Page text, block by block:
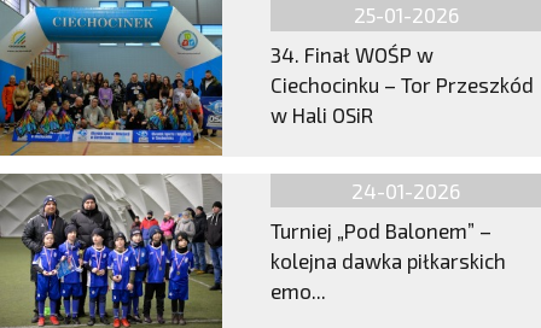
25-01-2026
34. Finał WOŚP w
Ciechocinku – Tor Przeszkód
w Hali OSiR
24-01-2026
Turniej „Pod Balonem” –
kolejna dawka piłkarskich
emo...